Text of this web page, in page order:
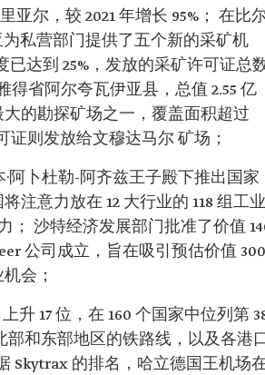
亚尔，较 2021 年增长 95%； 在比
私营部门提供了五个新的采矿机
达到 25%，发放的采矿许可证总
得省阿尔夸瓦伊亚县，总值 2.55 亿
的勘探矿场之一，覆盖面积超过
证则发放给文穆达马尔 矿场；
·阿卜杜勒-阿齐兹王子殿下推出国家
注意力放在 12 大行业的 118 组工业
； 沙特经济发展部门批准了价值
公司成立，旨在吸引预估价值 300
会；
升 17 位，在 160 个国家中位列第
和东部地区的铁路线，以及各港
Skytrax 的排名，哈立德国王机场